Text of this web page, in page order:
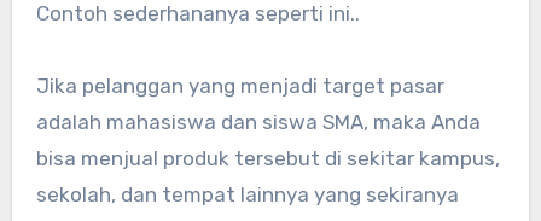
Contoh sederhananya seperti ini..
Jika pelanggan yang menjadi target pasar
adalah mahasiswa dan siswa SMA, maka Anda
bisa menjual produk tersebut di sekitar kampus,
sekolah, dan tempat lainnya yang sekiranya